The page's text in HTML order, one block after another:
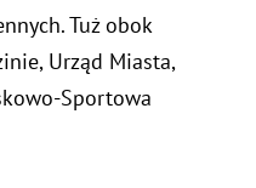
Tuż obok
Urząd Miasta,
Sportowa